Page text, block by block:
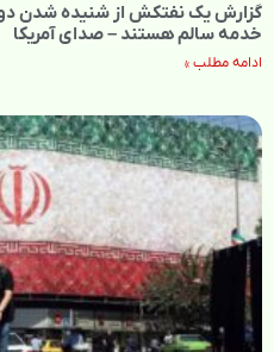
گزارش یک نفتکش از شنیده شدن دو
خدمه سالم هستند – صدای آمریکا
ادامه مطلب »